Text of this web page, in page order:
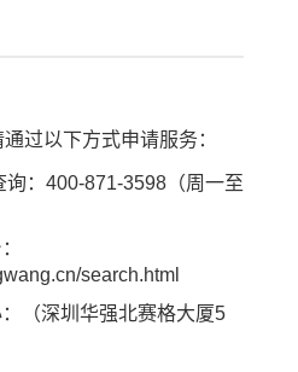
过以下方式申请服务：
：400-871-3598（周一至
search.html
（深圳华强北赛格大厦5